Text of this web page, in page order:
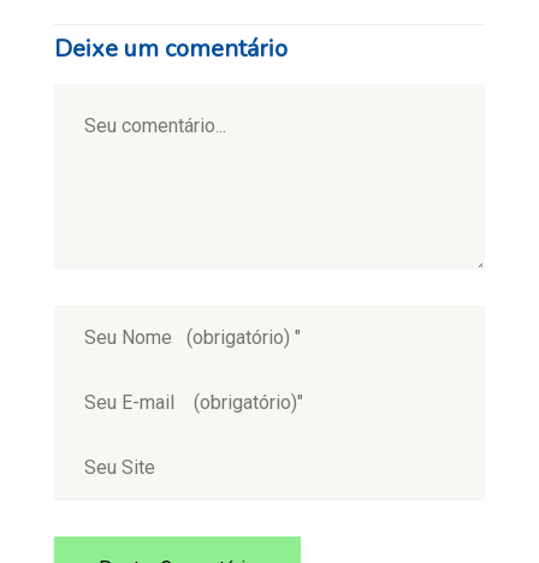
Deixe um comentário